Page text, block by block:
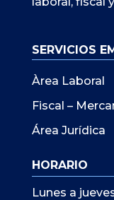
SERVICIOS
Àrea Laboral
Fiscal –
Área Jurídica
HORARIO
Lunes a